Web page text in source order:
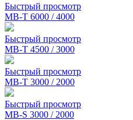
Быстрый просмотр
MB-T 6000 / 4000
Быстрый просмотр
MB-T 4500 / 3000
Быстрый просмотр
MB-T 3000 / 2000
Быстрый просмотр
MB-S 3000 / 2000